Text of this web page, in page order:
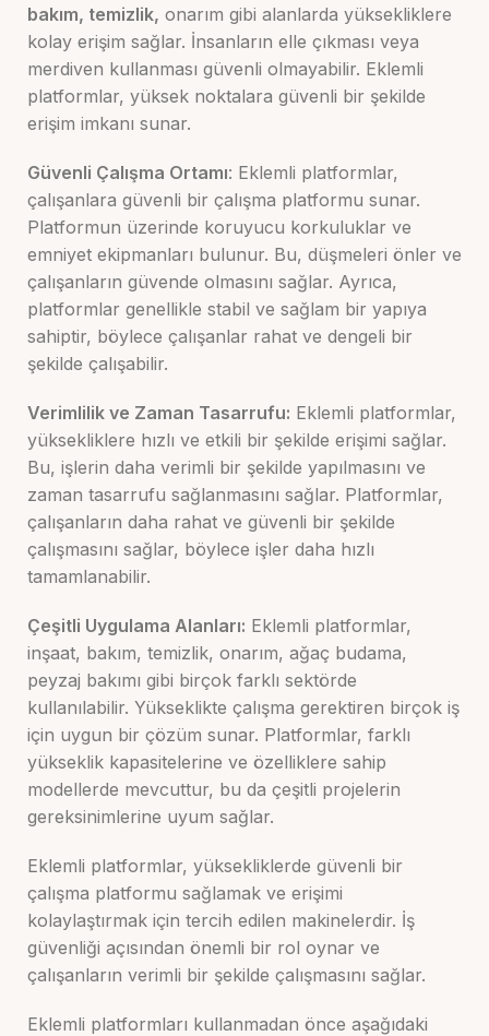
bakım, temizlik, onarım gibi alanlarda yüksekliklere
kolay erişim sağlar. İnsanların elle çıkması veya
merdiven kullanması güvenli olmayabilir. Eklemli
platformlar, yüksek noktalara güvenli bir şekilde
erişim imkanı sunar.
Güvenli Çalışma Ortamı: Eklemli platformlar,
çalışanlara güvenli bir çalışma platformu sunar.
Platformun üzerinde koruyucu korkuluklar ve
emniyet ekipmanları bulunur. Bu, düşmeleri önler ve
çalışanların güvende olmasını sağlar. Ayrıca,
platformlar genellikle stabil ve sağlam bir yapıya
sahiptir, böylece çalışanlar rahat ve dengeli bir
şekilde çalışabilir.
Verimlilik ve Zaman Tasarrufu: Eklemli platformlar,
yüksekliklere hızlı ve etkili bir şekilde erişimi sağlar.
Bu, işlerin daha verimli bir şekilde yapılmasını ve
zaman tasarrufu sağlanmasını sağlar. Platformlar,
çalışanların daha rahat ve güvenli bir şekilde
çalışmasını sağlar, böylece işler daha hızlı
tamamlanabilir.
Çeşitli Uygulama Alanları: Eklemli platformlar,
inşaat, bakım, temizlik, onarım, ağaç budama,
peyzaj bakımı gibi birçok farklı sektörde
kullanılabilir. Yükseklikte çalışma gerektiren birçok iş
için uygun bir çözüm sunar. Platformlar, farklı
yükseklik kapasitelerine ve özelliklere sahip
modellerde mevcuttur, bu da çeşitli projelerin
gereksinimlerine uyum sağlar.
Eklemli platformlar, yüksekliklerde güvenli bir
çalışma platformu sağlamak ve erişimi
kolaylaştırmak için tercih edilen makinelerdir. İş
güvenliği açısından önemli bir rol oynar ve
çalışanların verimli bir şekilde çalışmasını sağlar.
Eklemli platformları kullanmadan önce aşağıdaki